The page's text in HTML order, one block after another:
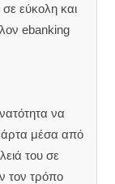
εύκολη και
ebanking
να
μέσα από
του σε
τον τρόπο